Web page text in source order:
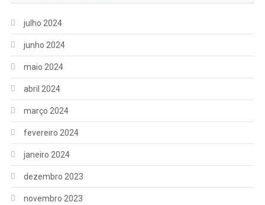
julho 2024
junho 2024
maio 2024
abril 2024
março 2024
fevereiro 2024
janeiro 2024
dezembro 2023
novembro 2023